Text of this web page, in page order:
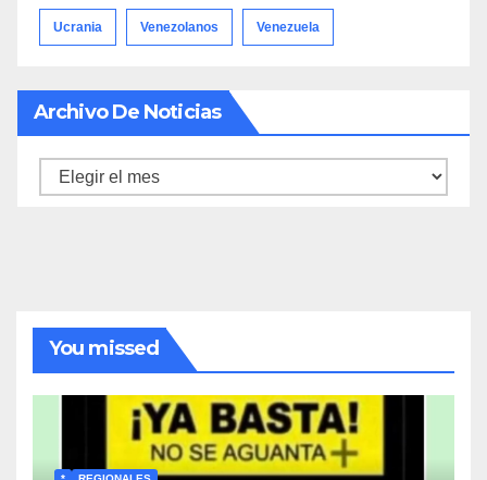
Ucrania Venezolanos Venezuela
Archivo De Noticias
Archivo
You missed